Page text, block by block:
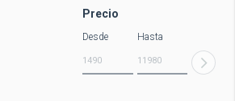
Precio
Desde Hasta